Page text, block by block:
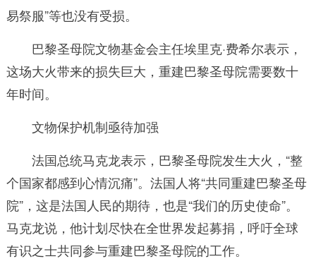
易祭服”等也没有受损。
巴黎圣母院文物基金会主任埃里克·费希尔表示，
这场大火带来的损失巨大，重建巴黎圣母院需要数十
年时间。
文物保护机制亟待加强
法国总统马克龙表示，巴黎圣母院发生大火，“整
个国家都感到心情沉痛”。法国人将“共同重建巴黎圣母
院”，这是法国人民的期待，也是“我们的历史使命”。
马克龙说，他计划尽快在全世界发起募捐，呼吁全球
有识之士共同参与重建巴黎圣母院的工作。